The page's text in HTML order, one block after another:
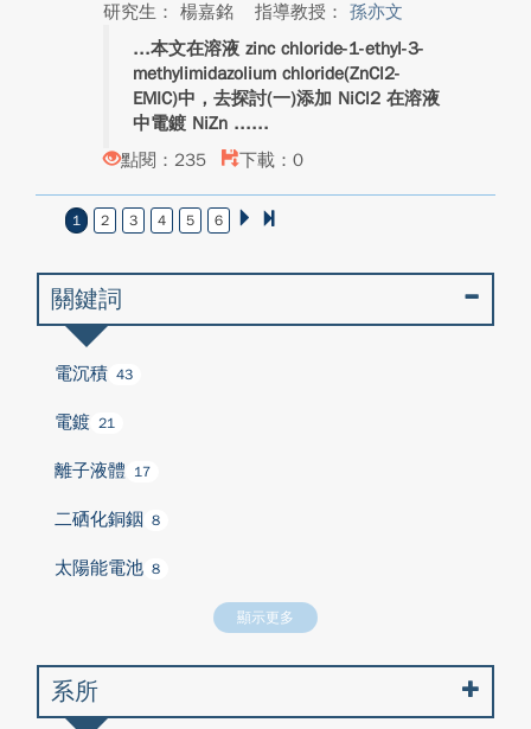
研究生： 楊嘉銘
指導教授： 孫亦文
本文在溶液 zinc chloride-1-ethyl-3-
methylimidazolium chloride(ZnCl2-
EMIC)中，去探討(一)添加 NiCl2 在溶液
中電鍍 NiZn ...
點閱：235
下載：0
1 2 3 4 5 6
關鍵詞
電沉積 43
電鍍 21
離子液體 17
二硒化銅銦 8
太陽能電池 8
顯示更多
系所